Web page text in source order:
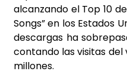
alcanzando el Top 10
Songs” en los Estados
descargas ha
contando las visitas del
millones.